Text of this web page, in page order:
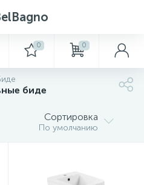
0 0
биде
Сортировка
По умолчанию